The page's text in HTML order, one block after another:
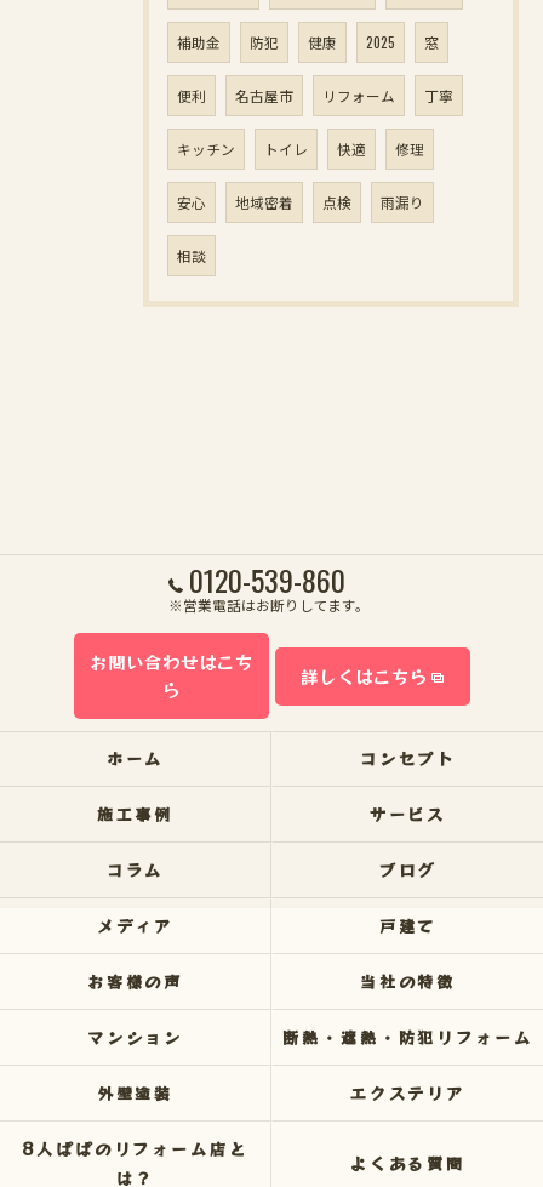
補助金 防犯 健康 2025 窓
便利 名古屋市 リフォーム 丁寧
キッチン トイレ 快適 修理
安心 地域密着 点検 雨漏り
相談
0120-539-860
※営業電話はお断りしてます。
お問い合わせはこち
ら
詳しくはこちら
ホーム コンセプト
施工事例 サービス
コラム ブログ
メディア 戸建て
お客様の声 当社の特徴
マンション 断熱・遮熱・防犯リフォーム
外壁塗装 エクステリア
8人ぱぱのリフォーム店と
は？
よくある質問